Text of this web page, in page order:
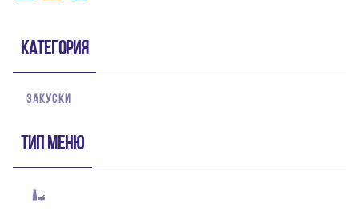
Категория
ЗАКУСКИ
Тип меню